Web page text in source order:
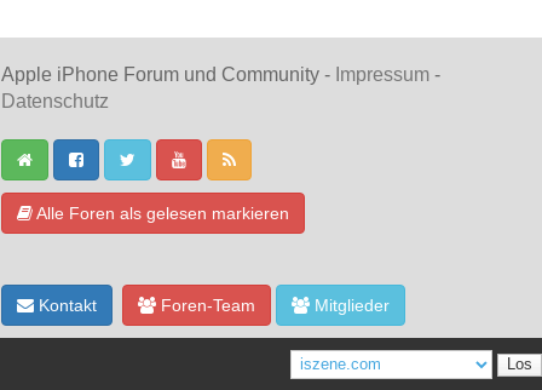
Apple iPhone Forum und Community - Impressum -
Datenschutz
Alle Foren als gelesen markieren
Kontakt Foren-Team Mitglieder